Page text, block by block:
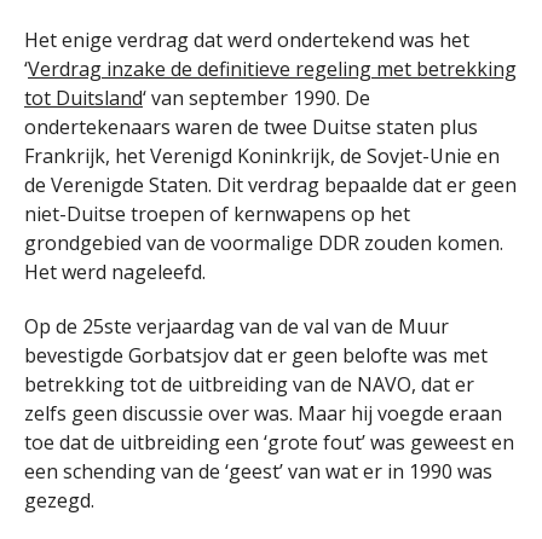
Het enige verdrag dat werd ondertekend was het
‘Verdrag inzake de definitieve regeling met betrekking
tot Duitsland‘ van september 1990. De
ondertekenaars waren de twee Duitse staten plus
Frankrijk, het Verenigd Koninkrijk, de Sovjet-Unie en
de Verenigde Staten. Dit verdrag bepaalde dat er geen
niet-Duitse troepen of kernwapens op het
grondgebied van de voormalige DDR zouden komen.
Het werd nageleefd.
Op de 25ste verjaardag van de val van de Muur
bevestigde Gorbatsjov dat er geen belofte was met
betrekking tot de uitbreiding van de NAVO, dat er
zelfs geen discussie over was. Maar hij voegde eraan
toe dat de uitbreiding een ‘grote fout’ was geweest en
een schending van de ‘geest’ van wat er in 1990 was
gezegd.